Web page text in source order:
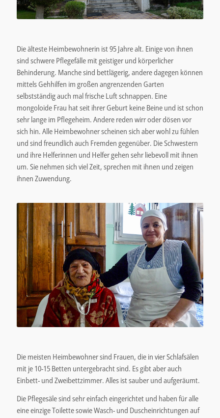
Die älteste Heimbewohnerin ist 95 Jahre alt. Einige von ihnen
sind schwere Pflegefälle mit geistiger und körperlicher
Behinderung. Manche sind bettlägerig, andere dagegen können
mittels Gehhilfen im großen angrenzenden Garten
selbstständig auch mal frische Luft schnappen. Eine
mongoloide Frau hat seit ihrer Geburt keine Beine und ist schon
sehr lange im Pflegeheim. Andere reden wirr oder dösen vor
sich hin. Alle Heimbewohner scheinen sich aber wohl zu fühlen
und sind freundlich auch Fremden gegenüber. Die Schwestern
und ihre Helferinnen und Helfer gehen sehr liebevoll mit ihnen
um. Sie nehmen sich viel Zeit, sprechen mit ihnen und zeigen
ihnen Zuwendung.
Die meisten Heimbewohner sind Frauen, die in vier Schlafsälen
mit je 10-15 Betten untergebracht sind. Es gibt aber auch
Einbett- und Zweibettzimmer. Alles ist sauber und aufgeräumt.
Die Pflegesäle sind sehr einfach eingerichtet und haben für alle
eine einzige Toilette sowie Wasch- und Duscheinrichtungen auf